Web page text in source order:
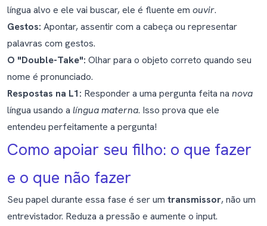
língua alvo e ele vai buscar, ele é fluente em ouvir.
Gestos: Apontar, assentir com a cabeça ou representar
palavras com gestos.
O "Double-Take": Olhar para o objeto correto quando seu
nome é pronunciado.
Respostas na L1: Responder a uma pergunta feita na nova
língua usando a língua materna. Isso prova que ele
entendeu perfeitamente a pergunta!
Como apoiar seu filho: o que fazer
e o que não fazer
Seu papel durante essa fase é ser um transmissor, não um
entrevistador. Reduza a pressão e aumente o input.